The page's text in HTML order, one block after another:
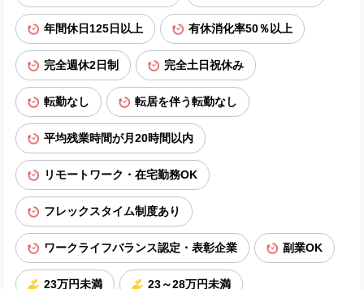
年間休日125日以上 有休消化率50％以上
完全週休2日制 完全土日祝休み
転勤なし 転居を伴う転勤なし
平均残業時間が月20時間以内
リモートワーク・在宅勤務OK
フレックスタイム制度あり
ワークライフバランス認定・表彰企業 副業OK
23万円未満 23～28万円未満